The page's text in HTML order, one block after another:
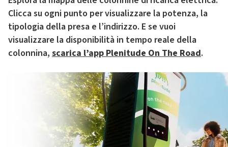
Clicca su ogni punto per visualizzare la potenza, la
tipologia della presa e l’indirizzo. E se vuoi
visualizzare la disponibilità in tempo reale della
colonnina, scarica l’app Plenitude On The Road.